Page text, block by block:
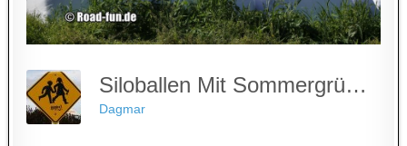
Siloballen Mit Sommergrüßen
Dagmar